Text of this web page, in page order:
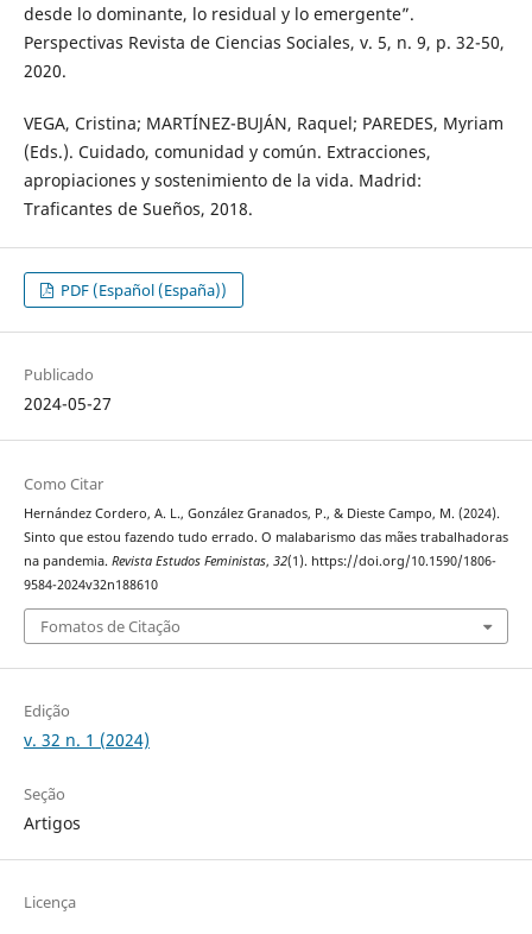
desde lo dominante, lo residual y lo emergente”.
Perspectivas Revista de Ciencias Sociales, v. 5, n. 9, p. 32-50,
2020.
VEGA, Cristina; MARTÍNEZ-BUJÁN, Raquel; PAREDES, Myriam
(Eds.). Cuidado, comunidad y común. Extracciones,
apropiaciones y sostenimiento de la vida. Madrid:
Traficantes de Sueños, 2018.
PDF (Español (España))
Publicado
2024-05-27
Como Citar
Hernández Cordero, A. L., González Granados, P., & Dieste Campo, M. (2024).
Sinto que estou fazendo tudo errado. O malabarismo das mães trabalhadoras
na pandemia. Revista Estudos Feministas, 32(1). https://doi.org/10.1590/1806-
9584-2024v32n188610
Fomatos de Citação
Edição
v. 32 n. 1 (2024)
Seção
Artigos
Licença